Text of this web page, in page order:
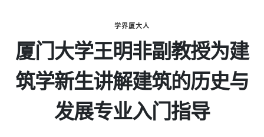
学界厦大人
厦门大学王明非副教授为建
筑学新生讲解建筑的历史与
发展专业入门指导